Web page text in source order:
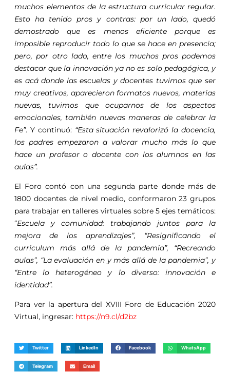
muchos elementos de la estructura curricular regular.
Esto ha tenido pros y contras: por un lado, quedó
demostrado que es menos eficiente porque es
imposible reproducir todo lo que se hace en presencia;
pero, por otro lado, entre los muchos pros podemos
destacar que la innovación ya no es solo pedagógica, y
es acá donde las escuelas y docentes tuvimos que ser
muy creativos, aparecieron formatos nuevos, materias
nuevas, tuvimos que ocuparnos de los aspectos
emocionales, también nuevas maneras de celebrar la
Fe”. Y continuó: “Esta situación revalorizó la docencia,
los padres empezaron a valorar mucho más lo que
hace un profesor o docente con los alumnos en las
aulas”.
El Foro contó con una segunda parte donde más de
1800 docentes de nivel medio, conformaron 23 grupos
para trabajar en talleres virtuales sobre 5 ejes temáticos:
“Escuela y comunidad: trabajando juntos para la
mejora de los aprendizajes”, “Resignificando el
curriculum más allá de la pandemia”, “Recreando
aulas”, “La evaluación en y más allá de la pandemia”, y
“Entre lo heterogéneo y lo diverso: innovación e
identidad”.
Para ver la apertura del XVIII Foro de Educación 2020
Virtual, ingresar: https://n9.cl/d2bz
Twitter LinkedIn Facebook WhatsApp
Telegram Email